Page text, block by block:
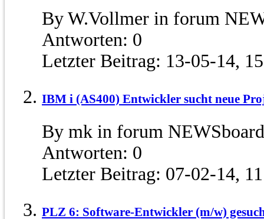
By W.Vollmer in forum
Antworten: 0
Letzter Beitrag: 13-05-14,
IBM i (AS400) Entwickler sucht neue
By mk in forum
Antworten: 0
Letzter Beitrag: 07-02-14,
PLZ 6: Software-Entwickler (m/w)